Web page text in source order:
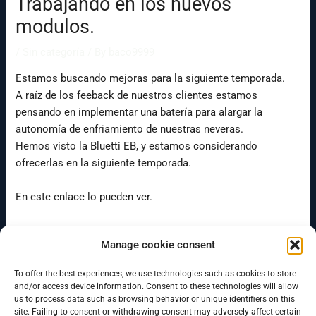
Manage cookie consent
To offer the best experiences, we use technologies such as cookies to store
and/or access device information. Consent to these technologies will allow
us to process data such as browsing behavior or unique identifiers on this
site. Failing to consent or withdrawing consent may adversely affect certain
modulos.
Estamos buscando mejoras para la siguiente temporada.
A raíz de los feeback de nuestros clientes estamos
pensando en implementar una batería para alargar la
autonomía de enfriamiento de nuestras neveras.
Hemos visto la Bluetti EB, y estamos considerando
ofrecerlas en la siguiente temporada.
En este enlace lo pueden ver.
←Previous Post Next Post→